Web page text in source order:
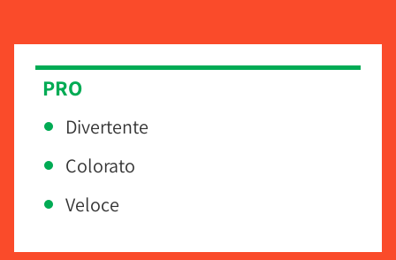
PRO
Divertente
Colorato
Veloce